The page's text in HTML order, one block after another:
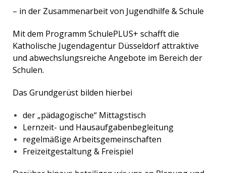
– in der Zusammenarbeit von Jugendhilfe & Schule
Mit dem Programm SchulePLUS+ schafft die
Katholische Jugendagentur Düsseldorf attraktive
und abwechslungsreiche Angebote im Bereich der
Schulen.
Das Grundgerüst bilden hierbei
der „pädagogische“ Mittagstisch
Lernzeit- und Hausaufgabenbegleitung
regelmäßige Arbeitsgemeinschaften
Freizeitgestaltung & Freispiel